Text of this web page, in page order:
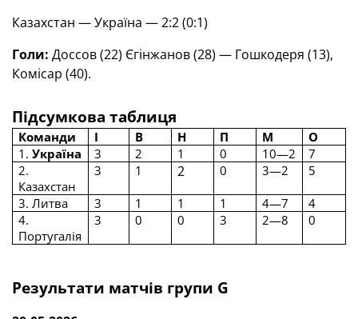
Казахстан — Україна — 2:2 (0:1)
Голи: Доссов (22) Єгінжанов (28) — Гошкодеря (13),
Комісар (40).
Підсумкова таблиця
Команди І В Н П М
О
1.Україна 3 2 1 0 10—2
7
2.
Казахстан
3 1 2 0 3—2 5
3. Литва 3 1 1 1 4—7
4
4.
Португалія
3 0 0 3 2—8 0
Результати матчів групи G